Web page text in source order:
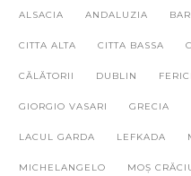
ALSACIA ANDALUZIA
CITTA ALTA CITTA BASSA
CĂLĂTORII DUBLIN
GIORGIO VASARI GRECIA
LACUL GARDA LEFKADA
MICHELANGELO MOȘ